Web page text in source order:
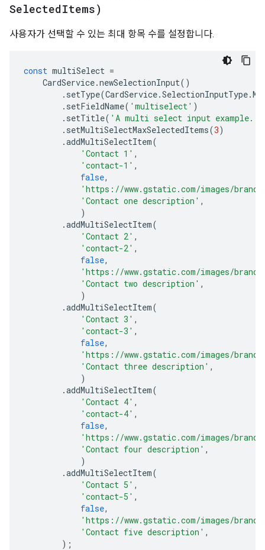
SelectedItems)
사용자가 선택할 수 있는 최대 항목 수를 설정합니다.
const multiSelect =
CardService.newSelectionInput()
. setType(CardService.SelectionInputType.
. setFieldName( 'multiselect' )
. setTitle( 'A multi select input example.'
. setMultiSelectMaxSelectedItems(3)
.addMultiSelectItem(
'Contact 1' ,
'contact-1' ,
false,
'https://www.gstatic.com/images/
'Contact one description' ,
)
.addMultiSelectItem(
'Contact 2' ,
'contact-2' ,
false,
'https://www.gstatic.com/images/
'Contact two description' ,
)
.addMultiSelectItem(
'Contact 3' ,
'contact-3' ,
false,
'https://www.gstatic.com/images/
'Contact three description' ,
)
.addMultiSelectItem(
'Contact 4' ,
'contact-4' ,
false,
'https://www.gstatic.com/images/
'Contact four description' ,
)
.addMultiSelectItem(
'Contact 5' ,
'contact-5' ,
false,
'https://www.gstatic.com/images/
'Contact five description' ,
);